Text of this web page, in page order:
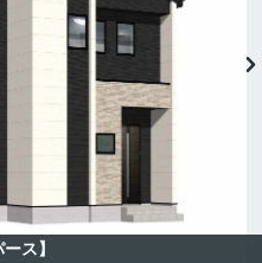
ース】